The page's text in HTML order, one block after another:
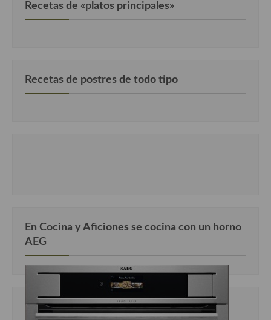
Recetas de «platos principales»
Recetas de postres de todo tipo
En Cocina y Aficiones se cocina con un horno
AEG